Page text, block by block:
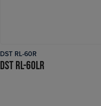
DST RL-60R
DST RL-60LR